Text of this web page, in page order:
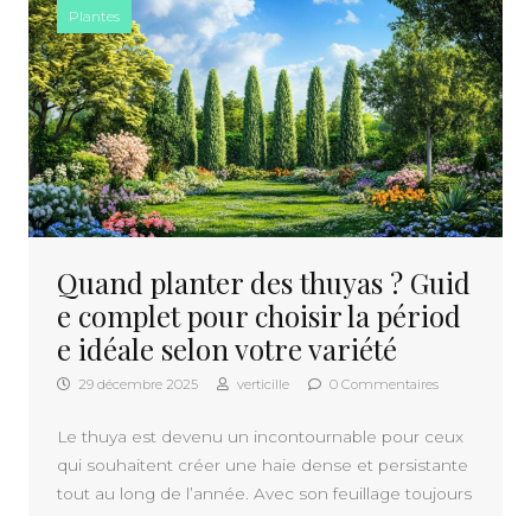
Plantes
Quand planter des thuyas ? Guid
e complet pour choisir la périod
e idéale selon votre variété
29 décembre 2025 verticille 0 Commentaires
Le thuya est devenu un incontournable pour ceux
qui souhaitent créer une haie dense et persistante
tout au long de l’année. Avec son feuillage toujours